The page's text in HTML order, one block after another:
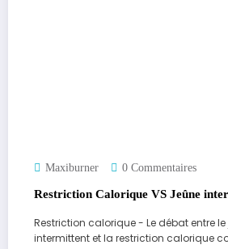
Maxiburner 0 Commentaires
Restriction Calorique VS Jeûne
Restriction calorique - Le débat entre le
intermittent et la restriction calorique